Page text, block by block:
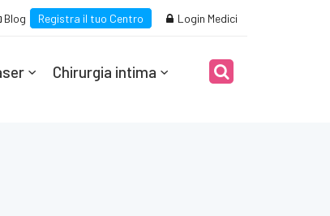
Blog Registra il tuo Centro Login Medici
Chirurgia intima